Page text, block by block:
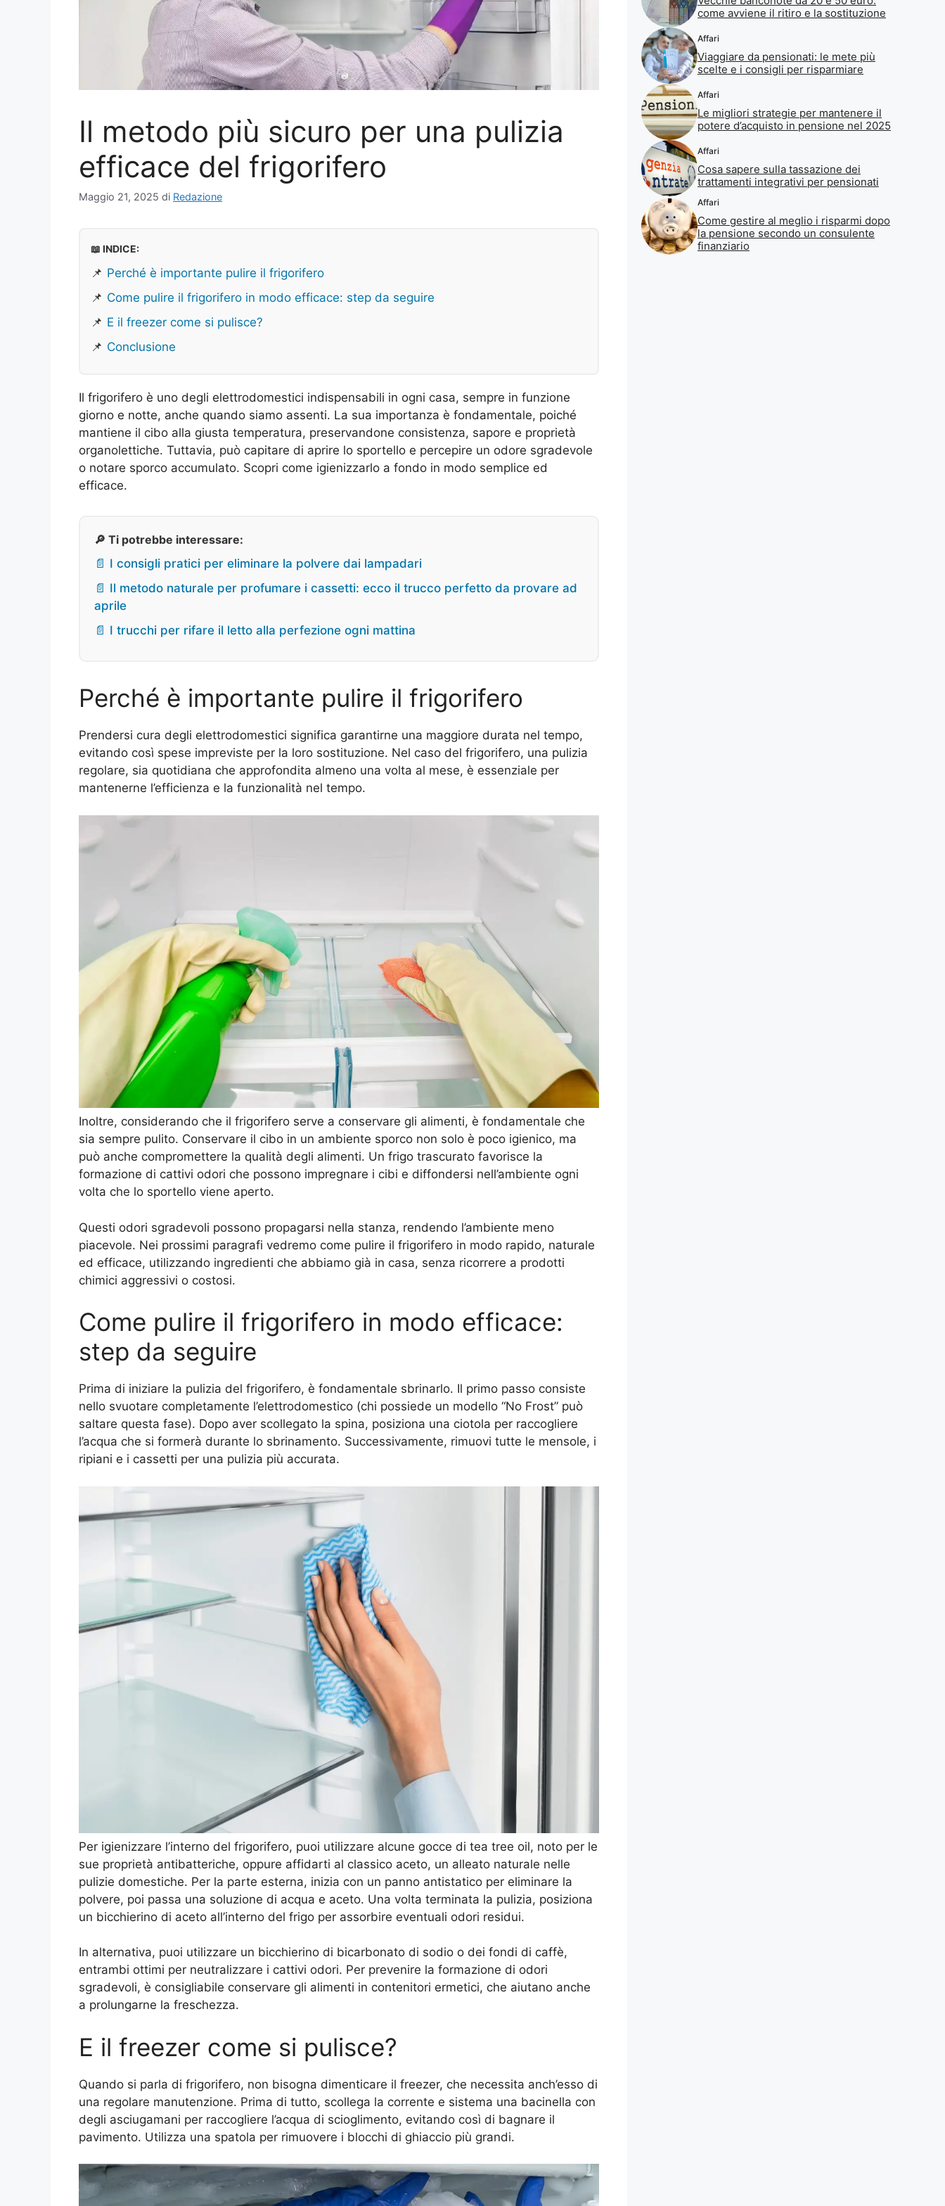
Il metodo più sicuro per una pulizia
efficace del frigorifero
Maggio 21, 2025 di Redazione
📖 INDICE:
📌 Perché è importante pulire il frigorifero
📌 Come pulire il frigorifero in modo efficace: step da seguire
📌 E il freezer come si pulisce?
📌 Conclusione
Il frigorifero è uno degli elettrodomestici indispensabili in ogni casa, sempre in funzione
giorno e notte, anche quando siamo assenti. La sua importanza è fondamentale, poiché
mantiene il cibo alla giusta temperatura, preservandone consistenza, sapore e proprietà
organolettiche. Tuttavia, può capitare di aprire lo sportello e percepire un odore sgradevole
o notare sporco accumulato. Scopri come igienizzarlo a fondo in modo semplice ed
efficace.
🔎 Ti potrebbe interessare:
📄 I consigli pratici per eliminare la polvere dai lampadari
📄 Il metodo naturale per profumare i cassetti: ecco il trucco perfetto da provare ad
aprile
📄 I trucchi per rifare il letto alla perfezione ogni mattina
Perché è importante pulire il frigorifero
Prendersi cura degli elettrodomestici significa garantirne una maggiore durata nel tempo,
evitando così spese impreviste per la loro sostituzione. Nel caso del frigorifero, una pulizia
regolare, sia quotidiana che approfondita almeno una volta al mese, è essenziale per
mantenerne l’efficienza e la funzionalità nel tempo.
Inoltre, considerando che il frigorifero serve a conservare gli alimenti, è fondamentale che
sia sempre pulito. Conservare il cibo in un ambiente sporco non solo è poco igienico, ma
può anche compromettere la qualità degli alimenti. Un frigo trascurato favorisce la
formazione di cattivi odori che possono impregnare i cibi e diffondersi nell’ambiente ogni
volta che lo sportello viene aperto.
Questi odori sgradevoli possono propagarsi nella stanza, rendendo l’ambiente meno
piacevole. Nei prossimi paragrafi vedremo come pulire il frigorifero in modo rapido, naturale
ed efficace, utilizzando ingredienti che abbiamo già in casa, senza ricorrere a prodotti
chimici aggressivi o costosi.
Come pulire il frigorifero in modo efficace:
step da seguire
Prima di iniziare la pulizia del frigorifero, è fondamentale sbrinarlo. Il primo passo consiste
nello svuotare completamente l’elettrodomestico (chi possiede un modello “No Frost” può
saltare questa fase). Dopo aver scollegato la spina, posiziona una ciotola per raccogliere
l’acqua che si formerà durante lo sbrinamento. Successivamente, rimuovi tutte le mensole, i
ripiani e i cassetti per una pulizia più accurata.
Per igienizzare l’interno del frigorifero, puoi utilizzare alcune gocce di tea tree oil, noto per le
sue proprietà antibatteriche, oppure affidarti al classico aceto, un alleato naturale nelle
pulizie domestiche. Per la parte esterna, inizia con un panno antistatico per eliminare la
polvere, poi passa una soluzione di acqua e aceto. Una volta terminata la pulizia, posiziona
un bicchierino di aceto all’interno del frigo per assorbire eventuali odori residui.
In alternativa, puoi utilizzare un bicchierino di bicarbonato di sodio o dei fondi di caffè,
entrambi ottimi per neutralizzare i cattivi odori. Per prevenire la formazione di odori
sgradevoli, è consigliabile conservare gli alimenti in contenitori ermetici, che aiutano anche
a prolungarne la freschezza.
E il freezer come si pulisce?
Quando si parla di frigorifero, non bisogna dimenticare il freezer, che necessita anch’esso di
una regolare manutenzione. Prima di tutto, scollega la corrente e sistema una bacinella con
degli asciugamani per raccogliere l’acqua di scioglimento, evitando così di bagnare il
pavimento. Utilizza una spatola per rimuovere i blocchi di ghiaccio più grandi.
come avviene il ritiro e la sostituzione
Affari
Viaggiare da pensionati: le mete più
scelte e i consigli per risparmiare
Affari
Le migliori strategie per mantenere il
potere d’acquisto in pensione nel 2025
Affari
Cosa sapere sulla tassazione dei
trattamenti integrativi per pensionati
Affari
Come gestire al meglio i risparmi dopo
la pensione secondo un consulente
finanziario